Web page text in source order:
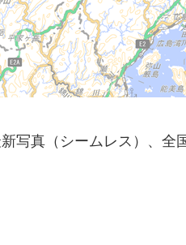
写真（シームレス）、全